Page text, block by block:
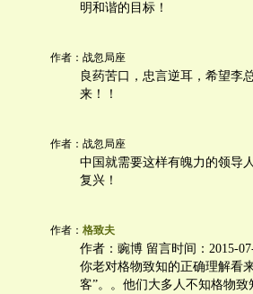
明和谐的目标！
作者：战忽局座
良药苦口，忠言逆耳，希望李
来！！
作者：战忽局座
中国就需要这样有魄力的领导
复兴！
作者： 格致夫
作者：豌博 留言时间：2015-
你老对格物致知的正确理解看
客”。。他们大多人不知格物